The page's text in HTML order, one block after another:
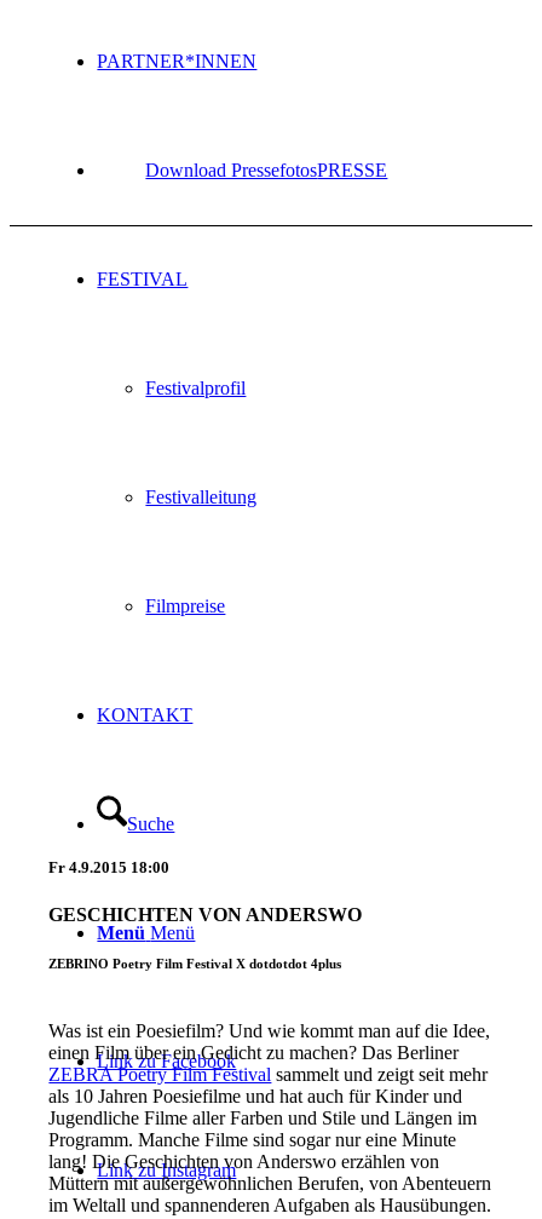
PARTNER*INNEN
PRESSE
Download Pressefotos
FESTIVAL
Festivalprofil
Festivalleitung
Filmpreise
KONTAKT
Suche
Menü Menü
Link zu Facebook
Link zu Instagram
Fr 4.9.2015 18:00
GESCHICHTEN VON ANDERSWO
ZEBRINO Poetry Film Festival X dotdotdot 4plus
Was ist ein Poesiefilm? Und wie kommt man auf die Idee,
einen Film über ein Gedicht zu machen? Das Berliner
ZEBRA Poetry Film Festival sammelt und zeigt seit mehr
als 10 Jahren Poesiefilme und hat auch für Kinder und
Jugendliche Filme aller Farben und Stile und Längen im
Programm. Manche Filme sind sogar nur eine Minute
lang! Die Geschichten von Anderswo erzählen von
Müttern mit außergewöhnlichen Berufen, von Abenteuern
im Weltall und spannenderen Aufgaben als Hausübungen.